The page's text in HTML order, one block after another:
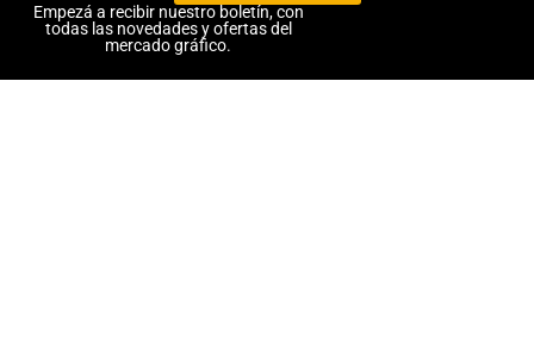
Empezá a recibir nuestro boletín, con
todas las novedades y ofertas del
mercado gráfico.